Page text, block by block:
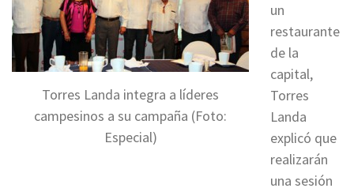
Torres Landa integra a líderes
campesinos a su campaña (Foto:
Especial)
un
restaurante
de la
capital,
Torres
Landa
explicó que
realizarán
una sesión